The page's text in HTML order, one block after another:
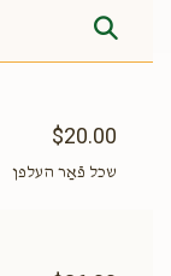
$20.00
שכל פֿאַר העלפן